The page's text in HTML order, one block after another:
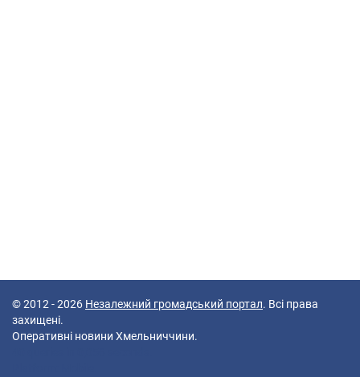
© 2012 - 2026 Незалежний громадський портал. Всі права
захищені.
Оперативні новини Хмельниччини.